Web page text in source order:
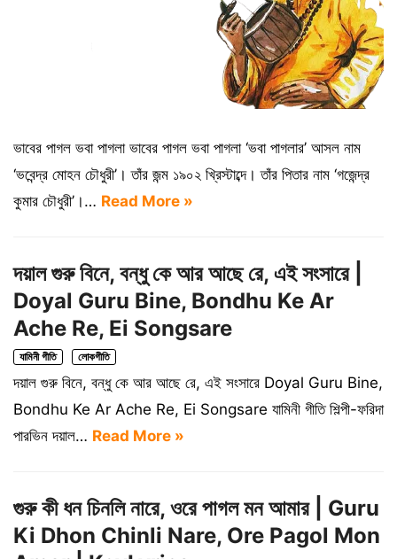
ভাবের পাগল ভবা পাগলা ভাবের পাগল ভবা পাগলা ‘ভবা পাগলার’ আসল নাম
‘ভবেন্দ্র মোহন চৌধুরী’। তাঁর জন্ম ১৯০২ খ্রিস্টাব্দে। তাঁর পিতার নাম ‘গজেন্দ্র
কুমার চৌধুরী’।… Read More »
দয়াল গুরু বিনে, বন্ধু কে আর আছে রে, এই সংসারে |
Doyal Guru Bine, Bondhu Ke Ar
Ache Re, Ei Songsare
যামিনী গীতি লোকগীতি
দয়াল গুরু বিনে, বন্ধু কে আর আছে রে, এই সংসারে Doyal Guru Bine,
Bondhu Ke Ar Ache Re, Ei Songsare যামিনী গীতি শিল্পী-ফরিদা
পারভিন দয়াল… Read More »
গুরু কী ধন চিনলি নারে, ওরে পাগল মন আমার | Guru
Ki Dhon Chinli Nare, Ore Pagol Mon